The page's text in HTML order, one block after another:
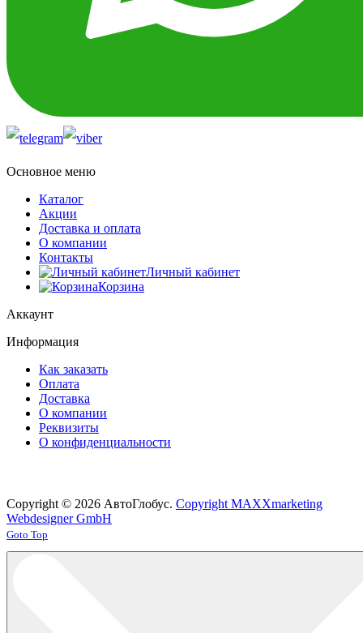
Основное меню
Каталог
Акции
Доставка и оплата
О компании
Контакты
Личный кабинет
Корзина
Аккаунт
Информация
Как заказать
Оплата
Доставка
О компании
Реквизиты
О конфиденциальности
Copyright © 2026 АвтоГлобус. Copyright MAXXmarketing
Webdesigner GmbH
Joomla! 3 Templates
Goto Top